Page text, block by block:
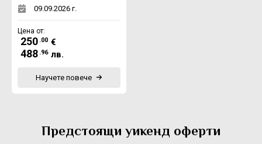
09.09.2026 г.
Цена от:
250 .00 €
488 .96 лв.
Научете повече
Предстоящи уикенд оферти